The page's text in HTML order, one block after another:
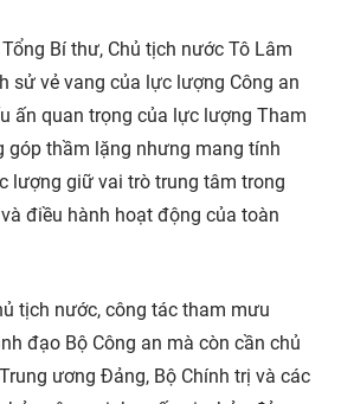
Bí thư, Chủ tịch nước Tô Lâm
sử vẻ vang của lực lượng Công an
ấn quan trọng của lực lượng Tham
góp thầm lặng nhưng mang tính
lượng giữ vai trò trung tâm trong
điều hành hoạt động của toàn
tịch nước, công tác tham mưu
đạo Bộ Công an mà còn cần chủ
ương Đảng, Bộ Chính trị và các